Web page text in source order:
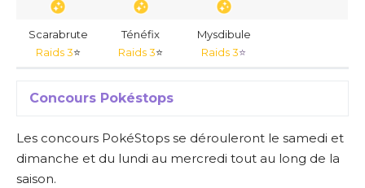
Scarabrute
Raids 3⭐
Ténéfix
Raids 3⭐
Mysdibule
Raids 3⭐
Concours Pokéstops
Les concours PokéStops se dérouleront le samedi et
dimanche et du lundi au mercredi tout au long de la
saison.